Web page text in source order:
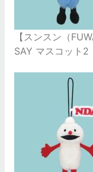
【スンスン（
SAY マスコット2